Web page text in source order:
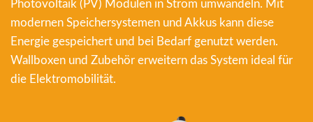
Photovoltaik (PV) Modulen in Strom umwandeln. Mit
modernen Speichersystemen und Akkus kann diese
Energie gespeichert und bei Bedarf genutzt werden.
Wallboxen und Zubehör erweitern das System ideal für
die Elektromobilität.